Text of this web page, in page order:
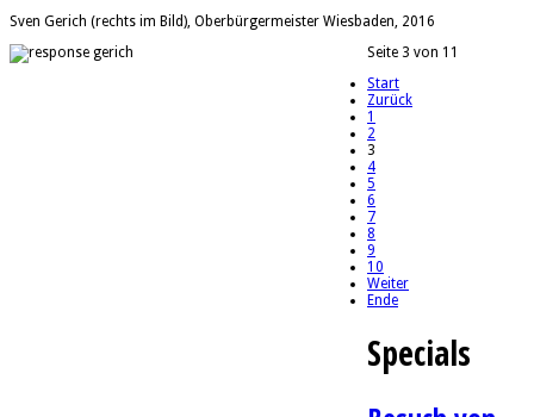
Sven Gerich (rechts im Bild), Oberbürgermeister Wiesbaden, 2016
Seite 3 von 11
Start
Zurück
1
2
3
4
5
6
7
8
9
10
Weiter
Ende
Specials